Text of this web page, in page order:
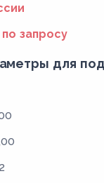
запросу
для